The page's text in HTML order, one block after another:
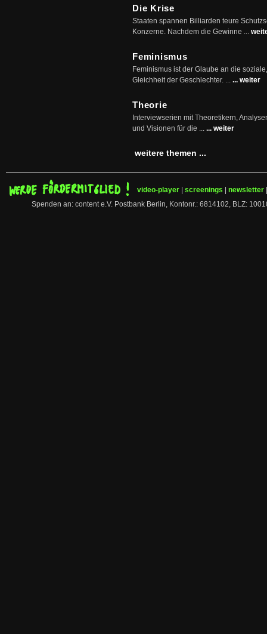
Die Krise
Staaten spannen Billiarden teure
Konzerne. Nachdem die Gewinne ...
Feminismus
Feminismus ist der Glaube an die
Gleichheit der Geschlechter. ... ... weiter
Theorie
Interviewserien mit Theoretikern,
und Visionen für die ... ... weiter
weitere themen ...
video-player screenings newsletter
Spenden an: content e.V. Postbank Berlin, Kontonr.: 6814102, BLZ: